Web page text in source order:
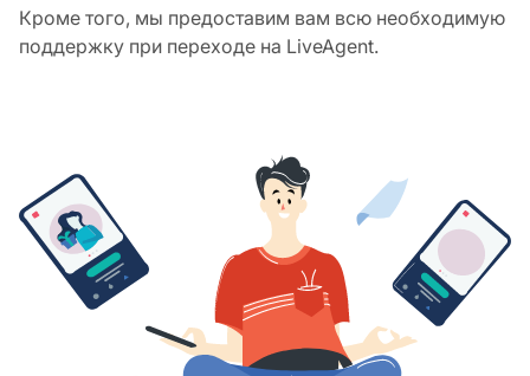
Кроме того, мы предоставим вам всю необходимую
поддержку при переходе на LiveAgent.